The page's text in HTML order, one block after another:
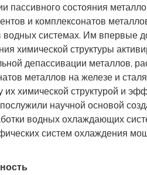
пассивного состояния
и комплексонатов
водных системах. Им впервые
химической структуры
депассивации металлов,
металлов на железе и
их химической структурой и
научной основой
водных охлаждающих
систем охлаждения